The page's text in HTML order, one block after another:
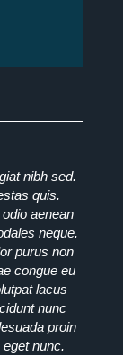
nibh sed.
quis.
aenean
neque.
purus non
congue eu
lacus
nunc
proin
nunc.